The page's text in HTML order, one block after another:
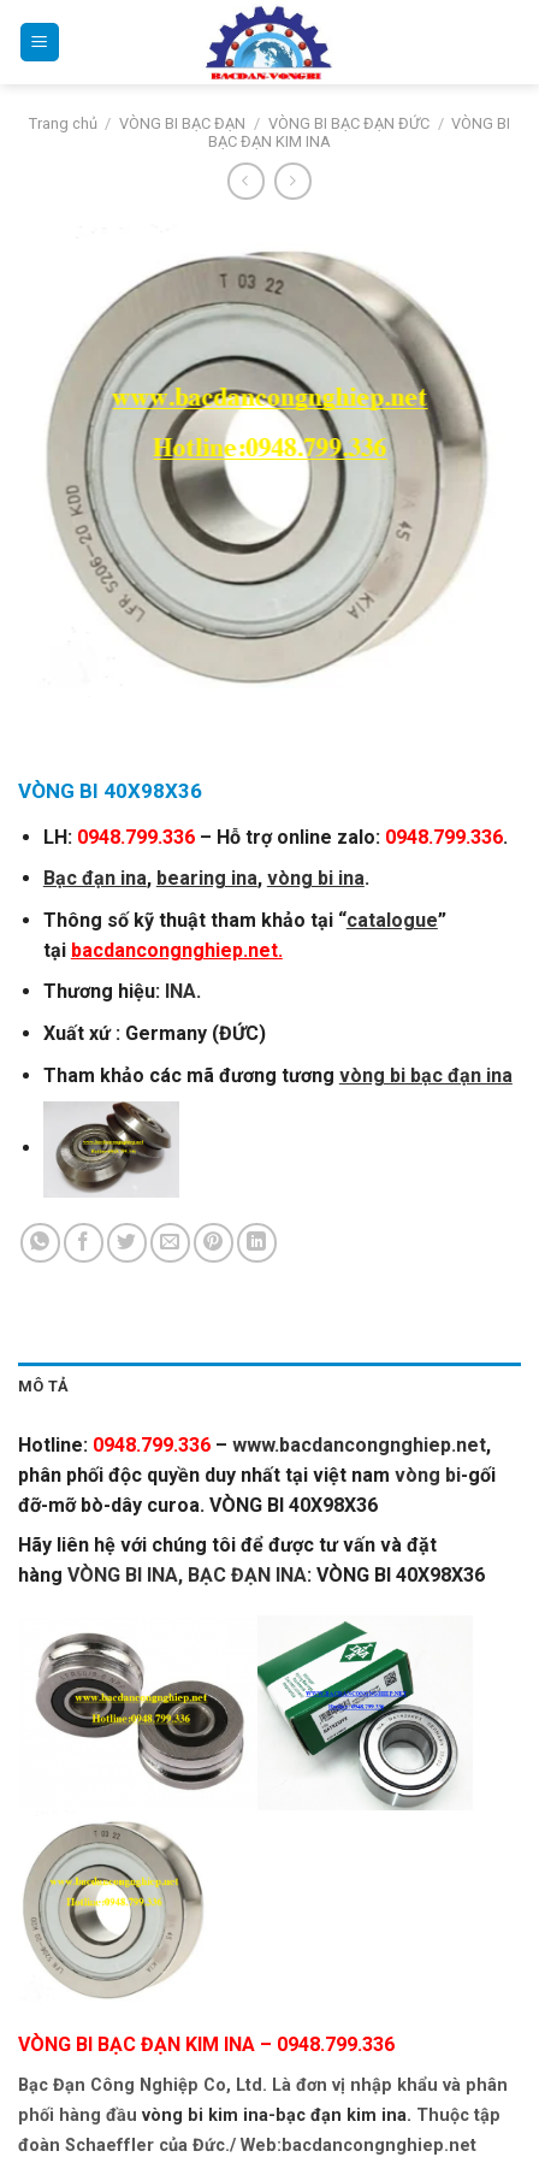
Trang chủ / VÒNG BI BẠC ĐẠN / VÒNG BI BẠC ĐẠN ĐỨC / VÒNG BI
BẠC ĐẠN KIM INA
VÒNG BI 40X98X36
LH: 0948.799.336 – Hỗ trợ online zalo: 0948.799.336.
Bạc đạn ina, bearing ina, vòng bi ina.
Thông số kỹ thuật tham khảo tại “catalogue”
tại bacdancongnghiep.net.
Thương hiệu: INA.
Xuất xứ : Germany (ĐỨC)
Tham khảo các mã đương tương vòng bi bạc đạn ina
MÔ TẢ
Hotline: 0948.799.336 – www.bacdancongnghiep.net,
phân phối độc quyền duy nhất tại việt nam vòng bi-gối
đỡ-mỡ bò-dây curoa. VÒNG BI 40X98X36
Hãy liên hệ với chúng tôi để được tư vấn và đặt
hàng VÒNG BI INA, BẠC ĐẠN INA: VÒNG BI 40X98X36
VÒNG BI BẠC ĐẠN KIM INA – 0948.799.336
Bạc Đạn Công Nghiệp Co, Ltd. Là đơn vị nhập khẩu và phân
phối hàng đầu vòng bi kim ina-bạc đạn kim ina. Thuộc tập
đoàn Schaeffler của Đức./ Web:bacdancongnghiep.net